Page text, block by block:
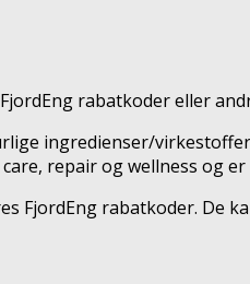
rabatkoder eller
ingredienser/
repair og wellness og er
FjordEng rabatkoder.